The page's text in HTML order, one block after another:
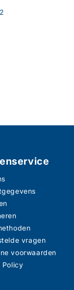
vragen
voorwaarden
Policy